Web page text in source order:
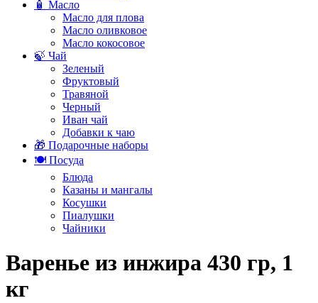
🧴 Масло
Масло для плова
Масло оливковое
Масло кокосовое
🍃 Чай
Зеленый
Фруктовый
Травяной
Черный
Иван чай
Добавки к чаю
🎁 Подарочные наборы
🍽️ Посуда
Блюда
Казаны и мангалы
Косушки
Пиалушки
Чайники
Варенье из инжира 430 гр, 1
кг